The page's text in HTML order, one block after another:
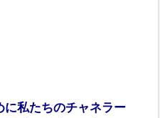
私たちのチャネラー